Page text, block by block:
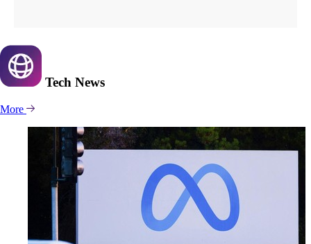
Tech News
More